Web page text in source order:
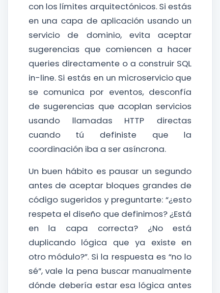
con los límites arquitectónicos. Si estás
en una capa de aplicación usando un
servicio de dominio, evita aceptar
sugerencias que comiencen a hacer
queries directamente o a construir SQL
in-line. Si estás en un microservicio que
se comunica por eventos, desconfía
de sugerencias que acoplan servicios
usando llamadas HTTP directas
cuando tú definiste que la
coordinación iba a ser asíncrona.
Un buen hábito es pausar un segundo
antes de aceptar bloques grandes de
código sugeridos y preguntarte: “¿esto
respeta el diseño que definimos? ¿Está
en la capa correcta? ¿No está
duplicando lógica que ya existe en
otro módulo?”. Si la respuesta es “no lo
sé”, vale la pena buscar manualmente
dónde debería estar esa lógica antes